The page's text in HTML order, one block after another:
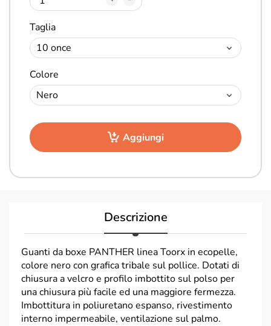
Taglia
Colore
Aggiungi
Descrizione
Guanti da boxe PANTHER linea Toorx in ecopelle,
colore nero con grafica tribale sul pollice. Dotati di
chiusura a velcro e profilo imbottito sul polso per
una chiusura più facile ed una maggiore fermezza.
Imbottitura in poliuretano espanso, rivestimento
interno impermeabile, ventilazione sul palmo.